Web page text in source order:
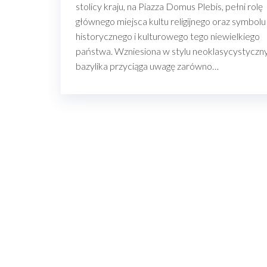
stolicy kraju, na Piazza Domus Plebis, pełni rolę
głównego miejsca kultu religijnego oraz symbolu
historycznego i kulturowego tego niewielkiego
państwa. Wzniesiona w stylu
bazylika przyciąga uwagę zarówno…